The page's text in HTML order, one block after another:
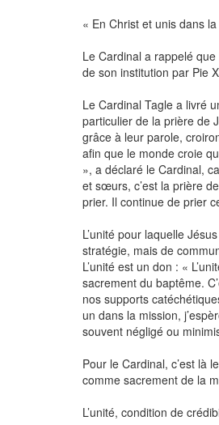
« En Christ et unis dans
Le Cardinal a rappelé
de son institution par Pie
Le Cardinal Tagle a livré
particulier de la prière de
grâce à leur parole,
afin que le monde croie
», a déclaré le Cardinal,
et sœurs, c’est la prière
prier. Il continue de prier
L’unité pour laquelle
stratégie, mais de
L’unité est un don : «
sacrement du baptême.
nos supports
un dans la mission,
souvent négligé ou
Pour le Cardinal, c’est là
comme sacrement de la
L’unité, condition de